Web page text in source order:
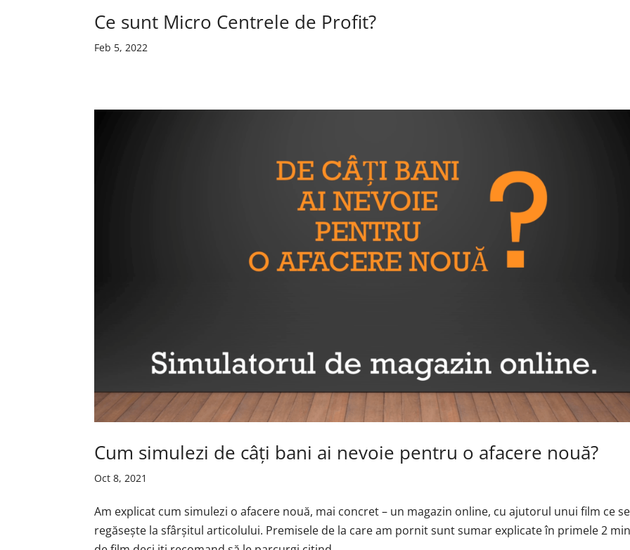
Ce sunt Micro Centrele de Profit?
Feb 5, 2022
Cum simulezi de câți bani ai nevoie pentru o afacere nouă?
Oct 8, 2021
Am explicat cum simulezi o afacere nouă, mai concret – un magazin online, cu ajutorul unui film ce se
regăsește la sfârșitul articolului. Premisele de la care am pornit sunt sumar explicate în primele 2